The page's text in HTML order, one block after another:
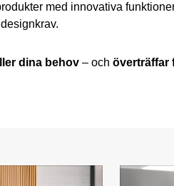
med innovativa
dina behov – och överträffar